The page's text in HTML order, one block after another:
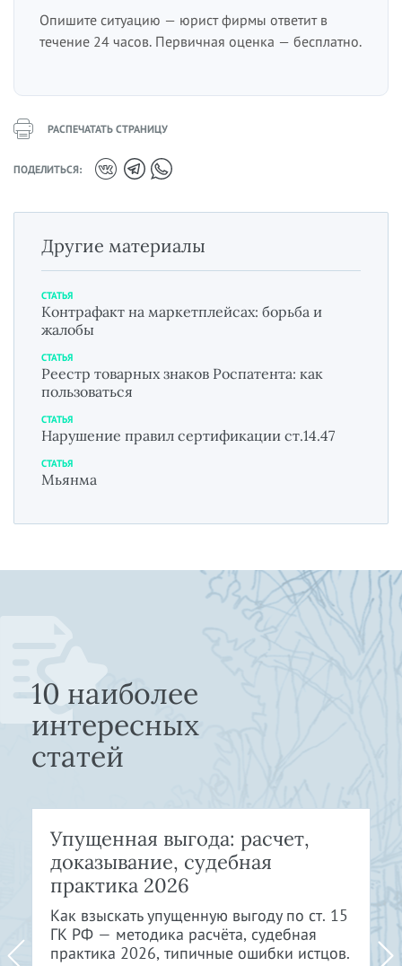
Опишите ситуацию — юрист фирмы ответит в
течение 24 часов. Первичная оценка — бесплатно.
РАСПЕЧАТАТЬ СТРАНИЦУ
ПОДЕЛИТЬСЯ:
Другие материалы
СТАТЬЯ
Контрафакт на маркетплейсах: борьба и
жалобы
СТАТЬЯ
Реестр товарных знаков Роспатента: как
пользоваться
СТАТЬЯ
Нарушение правил сертификации ст.14.47
СТАТЬЯ
Мьянма
10 наиболее
интересных
статей
Упущенная выгода: расчет,
доказывание, судебная
практика 2026
Как взыскать упущенную выгоду по ст. 15
ГК РФ — методика расчёта, судебная
практика 2026, типичные ошибки истцов.